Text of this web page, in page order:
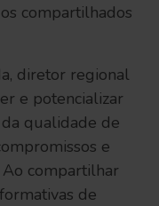
compartilhados
diretor regional
e potencializar
qualidade de
e
Ao compartilhar
de